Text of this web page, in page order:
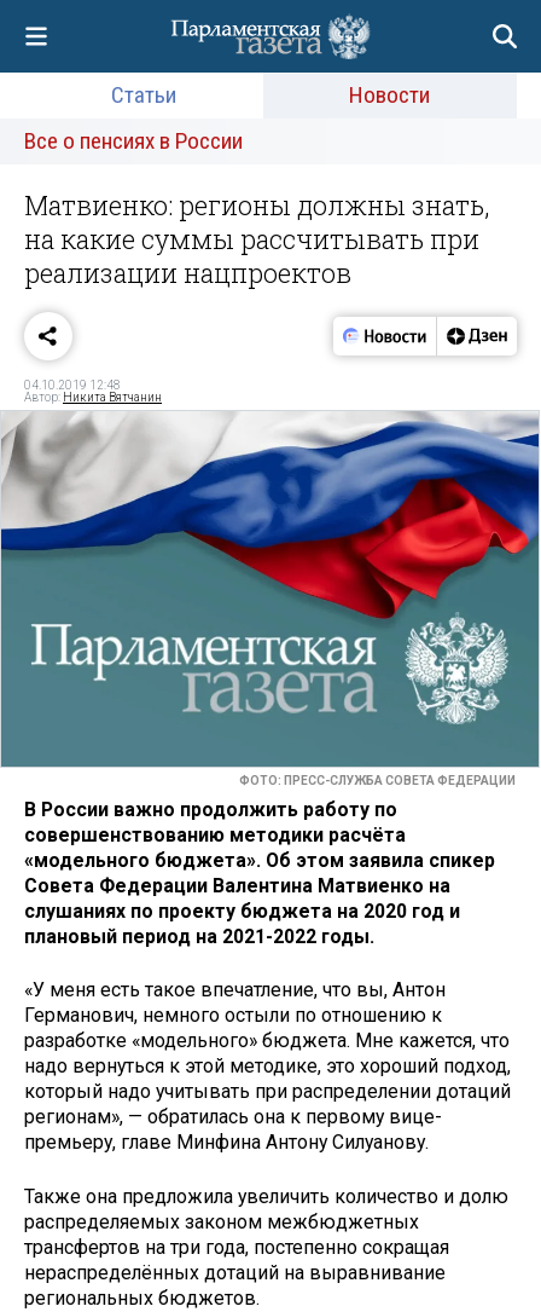
Статьи
Новости
Все о пенсиях в России
Матвиенко: регионы должны знать,
на какие суммы рассчитывать при
реализации нацпроектов
04.10.2019 12:48
Автор: Никита Вятчанин
ФОТО: ПРЕСС-СЛУЖБА СОВЕТА ФЕДЕРАЦИИ
В России важно продолжить работу по
совершенствованию методики расчёта
«модельного бюджета». Об этом заявила спикер
Совета Федерации Валентина Матвиенко на
слушаниях по проекту бюджета на 2020 год и
плановый период на 2021-2022 годы.
«У меня есть такое впечатление, что вы, Антон
Германович, немного остыли по отношению к
разработке «модельного» бюджета. Мне кажется, что
надо вернуться к этой методике, это хороший подход,
который надо учитывать при распределении дотаций
регионам», — обратилась она к первому вице-
премьеру, главе Минфина Антону Силуанову.
Также она предложила увеличить количество и долю
распределяемых законом межбюджетных
трансфертов на три года, постепенно сокращая
нераспределённых дотаций на выравнивание
региональных бюджетов.